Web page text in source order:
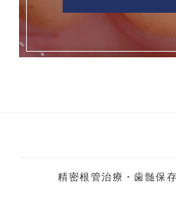
精密根管治療・歯髄保